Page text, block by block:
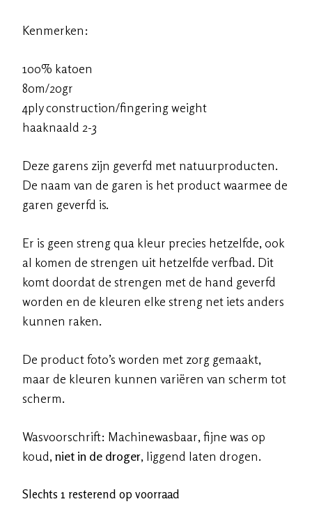
Kenmerken:
100% katoen
80m/20gr
4ply construction/fingering weight
haaknaald 2-3
Deze garens zijn geverfd met natuurproducten.
De naam van de garen is het product waarmee de
garen geverfd is.
Er is geen streng qua kleur precies hetzelfde, ook
al komen de strengen uit hetzelfde verfbad. Dit
komt doordat de strengen met de hand geverfd
worden en de kleuren elke streng net iets anders
kunnen raken.
De product foto’s worden met zorg gemaakt,
maar de kleuren kunnen variëren van scherm tot
scherm.
Wasvoorschrift: Machinewasbaar, fijne was op
koud, niet in de droger, liggend laten drogen.
Slechts 1 resterend op voorraad